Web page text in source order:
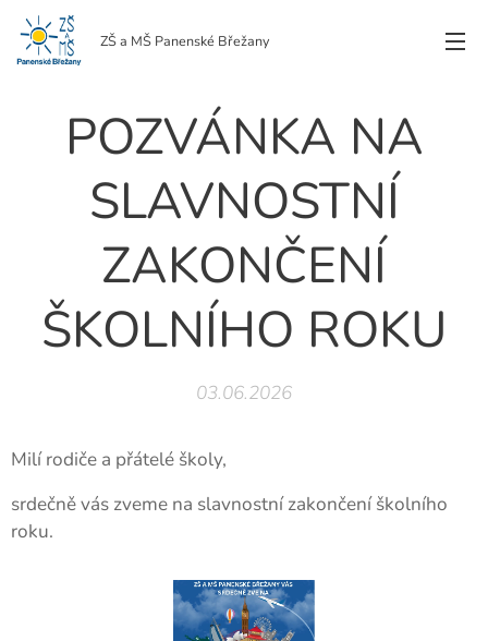
ZŠ a MŠ Panenské Břežany
POZVÁNKA NA
SLAVNOSTNÍ
ZAKONČENÍ
ŠKOLNÍHO ROKU
03.06.2026
Milí rodiče a přátelé školy,
srdečně vás zveme na slavnostní zakončení školního
roku.